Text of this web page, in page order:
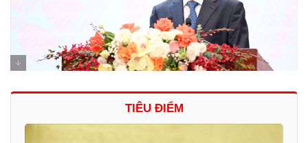
TIÊU ĐIỂM